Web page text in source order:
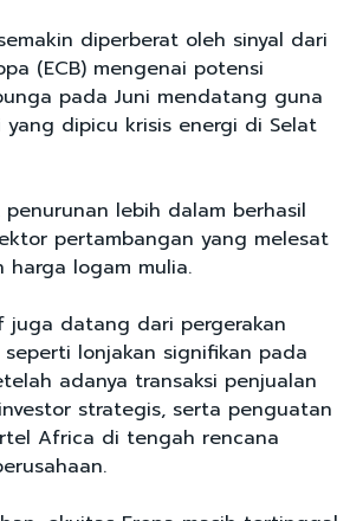
diperberat oleh sinyal dari
(ECB) mengenai potensi
pada Juni mendatang guna
yang dipicu krisis energi di Selat
penurunan lebih dalam berhasil
pertambangan yang melesat
harga logam mulia.
juga datang dari pergerakan
lonjakan signifikan pada
adanya transaksi penjualan
strategis, serta penguatan
Africa di tengah rencana